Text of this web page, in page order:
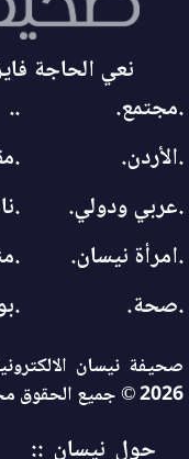
نعي الحاجة
.مجتمع.
..
.الأردن.
.عربي ودولي.
.امرأة نيسان.
.صحة.
2026 © جميع الحقوق محفوظة
حول نيسان ::